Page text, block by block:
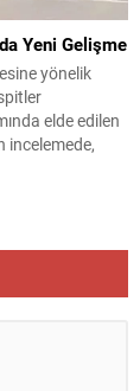
Yeni Gelişme
yönelik
elde edilen
incelemede,
emniyet